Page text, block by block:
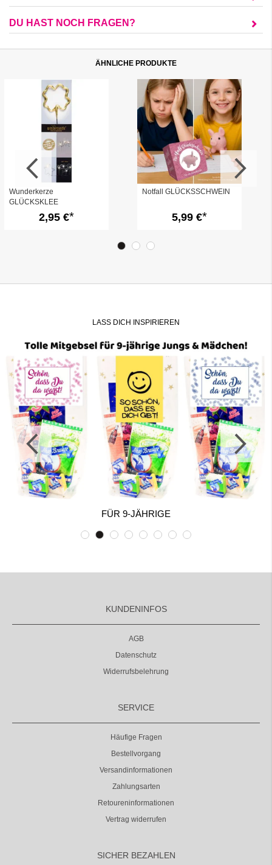
DU HAST NOCH FRAGEN?
ÄHNLICHE PRODUKTE
Wunderkerze
GLÜCKSKLEE
2,95 €
Notfall GLÜCKSSCHWEIN
5,99 €
LASS DICH INSPIRIEREN
FÜR 9-JÄHRIGE
KUNDENINFOS
AGB
Datenschutz
Widerrufsbelehrung
SERVICE
Häufige Fragen
Bestellvorgang
Versandinformationen
Zahlungsarten
Retoureninformationen
Vertrag widerrufen
SICHER BEZAHLEN